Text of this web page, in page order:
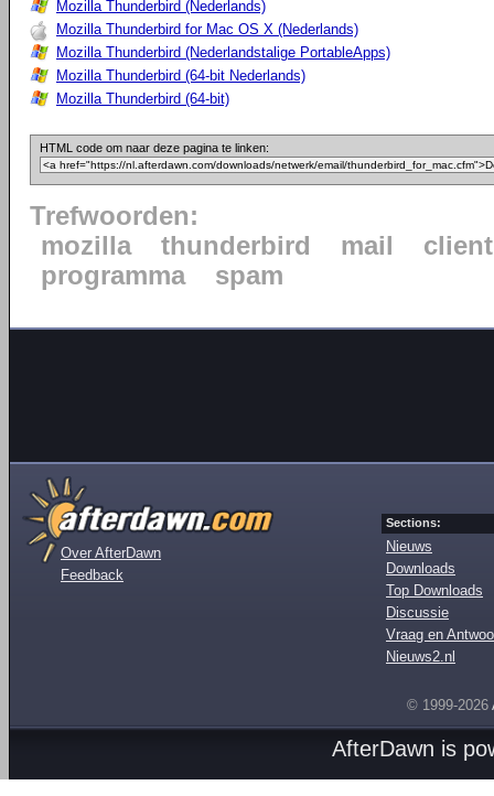
Mozilla Thunderbird (Nederlands)
Mozilla Thunderbird for Mac OS X (Nederlands)
Mozilla Thunderbird (Nederlandstalige PortableApps)
Mozilla Thunderbird (64-bit Nederlands)
Mozilla Thunderbird (64-bit)
HTML code om naar deze pagina te linken:
Trefwoorden:
mozilla
thunderbird mail
client
programma
spam
Over AfterDawn
Feedback
Sections:
Nieuws
Downloads
Top Downloads
Discussie
Vraag en
Nieuws2.nl
© 1999-2026
AfterDawn is